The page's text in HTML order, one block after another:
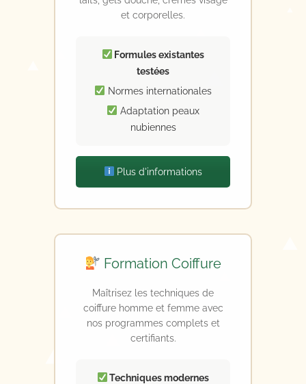
et corporelles.
Formules existantes
testées
Normes internationales
Adaptation peaux
nubiennes
Plus d'informations
Formation Coiffure
Maîtrisez les techniques de
coiffure homme et femme avec
nos programmes complets et
certifiants.
Techniques modernes